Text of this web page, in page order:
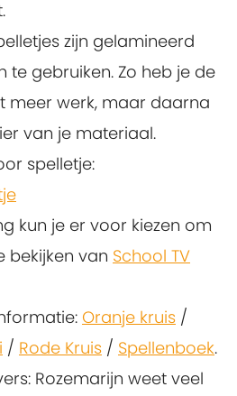
zijn gelamineerd
te gebruiken. Zo heb je de
meer werk, maar daarna
van je materiaal.
spelletje:
kun je er voor kiezen om
bekijken van School TV
Oranje kruis /
/ Rode Kruis / Spellenboek.
Rozemarijn weet veel